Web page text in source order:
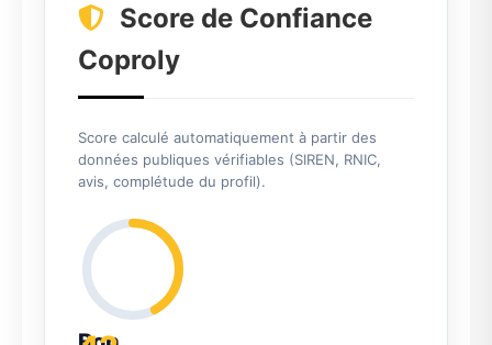
Score de Confiance
Coproly
Score calculé automatiquement à partir des
données publiques vérifiables (SIREN, RNIC,
avis, complétude du profil).